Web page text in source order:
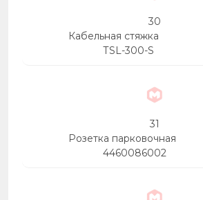
30
Кабельная стяжка
ТSL-300-S
31
Розетка парковочная
4460086002